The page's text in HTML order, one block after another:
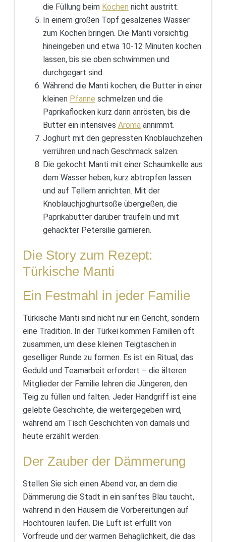
die Füllung beim Kochen nicht austritt.
In einem großen Topf gesalzenes Wasser
zum Kochen bringen. Die Manti vorsichtig
hineingeben und etwa 10-12 Minuten kochen
lassen, bis sie oben schwimmen und
durchgegart sind.
Während die Manti kochen, die Butter in einer
kleinen Pfanne schmelzen und die
Paprikaflocken kurz darin anrösten, bis die
Butter ein intensives Aromaannimmt.
Joghurt mit den gepressten Knoblauchzehen
verrühren und nach Geschmack salzen.
Die gekocht Manti mit einer Schaumkelle aus
dem Wasser heben, kurz abtropfen lassen
und auf Tellern anrichten. Mit der
Knoblauchjoghurtsoße übergießen, die
Paprikabutter darüber träufeln und mit
gehackter Petersilie garnieren.
Die Story zum Rezept:
Türkische Manti
Ein Festmahl in jeder Familie
Türkische Manti sind nicht nur ein Gericht, sondern
eine Tradition. In der Türkei kommen Familien oft
zusammen, um diese kleinen Teigtaschen in
geselliger Runde zu formen. Es ist ein Ritual, das
Geduld und Teamarbeit erfordert – die älteren
Mitglieder der Familie lehren die Jüngeren, den
Teig zu füllen und falten. Jeder Handgriff ist eine
gelebte Geschichte, die weitergegeben wird,
während am Tisch Geschichten von damals und
heute erzählt werden.
Der Zauber der Dämmerung
Stellen Sie sich einen Abend vor, an dem die
Dämmerung die Stadt in ein sanftes Blau taucht,
während in den Häusern die Vorbereitungen auf
Hochtouren laufen. Die Luft ist erfüllt von
Vorfreude und der warmen Behaglichkeit, die das